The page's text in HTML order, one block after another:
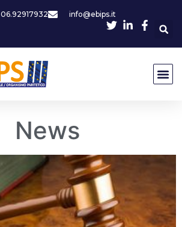
06.92917932 info@ebips.it
News